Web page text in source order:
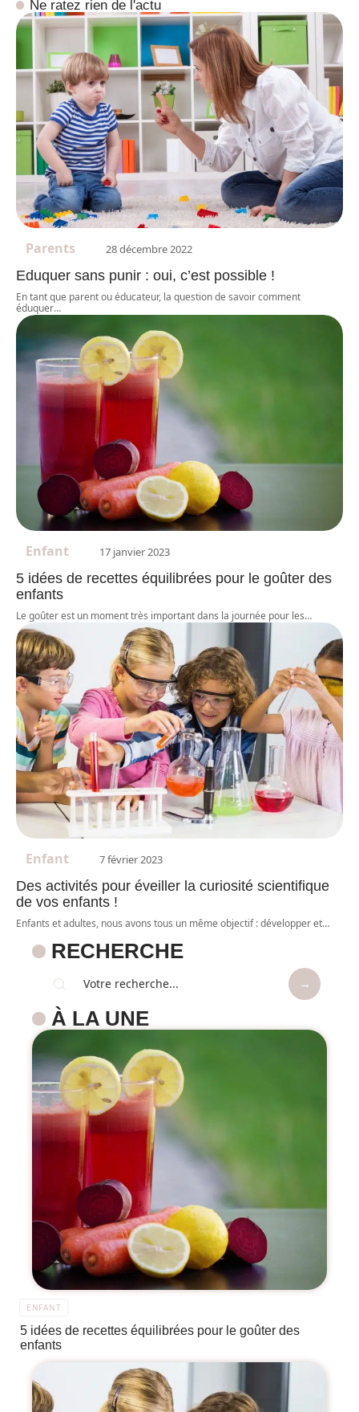
Ne ratez rien de l'actu
Parents 28 décembre 2022
Eduquer sans punir : oui, c’est possible !
En tant que parent ou éducateur, la question de savoir comment
éduquer…
Enfant 17 janvier 2023
5 idées de recettes équilibrées pour le goûter des
enfants
Le goûter est un moment très important dans la journée pour les…
Enfant 7 février 2023
Des activités pour éveiller la curiosité scientifique
de vos enfants !
Enfants et adultes, nous avons tous un même objectif : développer et…
RECHERCHE
À LA UNE
ENFANT
5 idées de recettes équilibrées pour le goûter des
enfants